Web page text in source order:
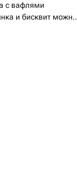
с вафлями
и бисквит можно